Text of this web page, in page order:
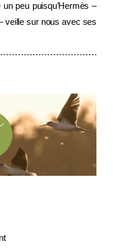
peu puisqu’Hermès –
veille sur nous avec ses